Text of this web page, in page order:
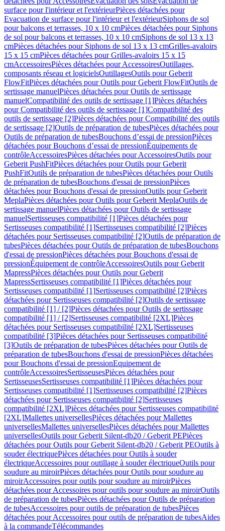
surface pour l'intérieur et l'extérieurPièces détachées pour
Evacuation de surface pour l'intérieur et l'extérieurSiphons de sol
pour balcons et terrasses, 10 x 10 cmPièces détachées pour Siphons
de sol pour balcons et terrasses, 10 x 10 cmSiphons de sol 13 x 13
cmPièces détachées pour Siphons de sol 13 x 13 cmGrilles-avaloirs
15 x 15 cmPièces détachées pour Grilles-avaloirs 15 x 15
cmAccessoiresPièces détachées pour AccessoiresOutillages,
composants réseau et logicielsOutillagesOutils pour Geberit
FlowFitPièces détachées pour Outils pour Geberit FlowFitOutils de
sertissage manuelPièces détachées pour Outils de sertissage
manuelCompatibilité des outils de sertissage [1]Pièces détachées
pour Compatibilité des outils de sertissage [1]Compatibilité des
outils de sertissage [2]Pièces détachées pour Compatibilité des outils
de sertissage [2]Outils de préparation de tubesPièces détachées pour
Outils de préparation de tubesBouchons d’essai de pressionPièces
détachées pour Bouchons d’essai de pressionÉquipements de
contrôleAccessoiresPièces détachées pour AccessoiresOutils pour
Geberit PushFitPièces détachées pour Outils pour Geberit
PushFitOutils de préparation de tubesPièces détachées pour Outils
de préparation de tubesBouchons d'essai de pressionPièces
détachées pour Bouchons d'essai de pressionOutils pour Geberit
MeplaPièces détachées pour Outils pour Geberit MeplaOutils de
sertissage manuelPièces détachées pour Outils de sertissage
manuelSertisseuses compatibilité [1]Pièces détachées pour
Sertisseuses compatibilité [1]Sertisseuses compatibilité [2]Pièces
détachées pour Sertisseuses compatibilité [2]Outils de préparation de
tubesPièces détachées pour Outils de préparation de tubesBouchons
d'essai de pressionPièces détachées pour Bouchons d'essai de
pressionÉquipement de contrôleAccessoiresOutils pour Geberit
MapressPièces détachées pour Outils pour Geberit
MapressSertisseuses compatibilité [1]Pièces détachées pour
Sertisseuses compatibilité [1]Sertisseuses compatibilité [2]Pièces
détachées pour Sertisseuses compatibilité [2]Outils de sertissage
compatibilité [1] / [2]Pièces détachées pour Outils de sertissage
compatibilité [1] / [2]Sertisseuses compatibilité [2XL]Pièces
détachées pour Sertisseuses compatibilité [2XL]Sertisseuses
compatibilité [3]Pièces détachées pour Sertisseuses compatibilité
[3]Outils de préparation de tubesPièces détachées pour Outils de
préparation de tubesBouchons d'essai de pressionPièces détachées
pour Bouchons d'essai de pressionEquipement de
contrôleAccessoiresSertisseusesPièces détachées pour
SertisseusesSertisseuses compatibilité [1]Pièces détachées pour
Sertisseuses compatibilité [1]Sertisseuses compatibilité [2]Pièces
détachées pour Sertisseuses compatibilité [2]Sertisseuses
compatibilité [2XL]Pièces détachées pour Sertisseuses compatibilité
[2XL]Mallettes universellesPièces détachées pour Mallettes
universellesMallettes universellesPièces détachées pour Mallettes
universellesOutils pour Geberit Silent-db20 / Geberit PEPièces
détachées pour Outils pour Geberit Silent-db20 / Geberit PEOutils à
souder électriquePièces détachées pour Outils à souder
électriqueAccessoires pour outillage à souder électriqueOutils pour
soudure au miroirPièces détachées pour Outils pour soudure au
miroirAccessoires pour outils pour soudure au miroirPièces
détachées pour Accessoires pour outils pour soudure au miroirOutils
de préparation de tubesPièces détachées pour Outils de préparation
de tubesAccessoires pour outils de préparation de tubesPièces
détachées pour Accessoires pour outils de préparation de tubesAides
à la commandeTélécommandes